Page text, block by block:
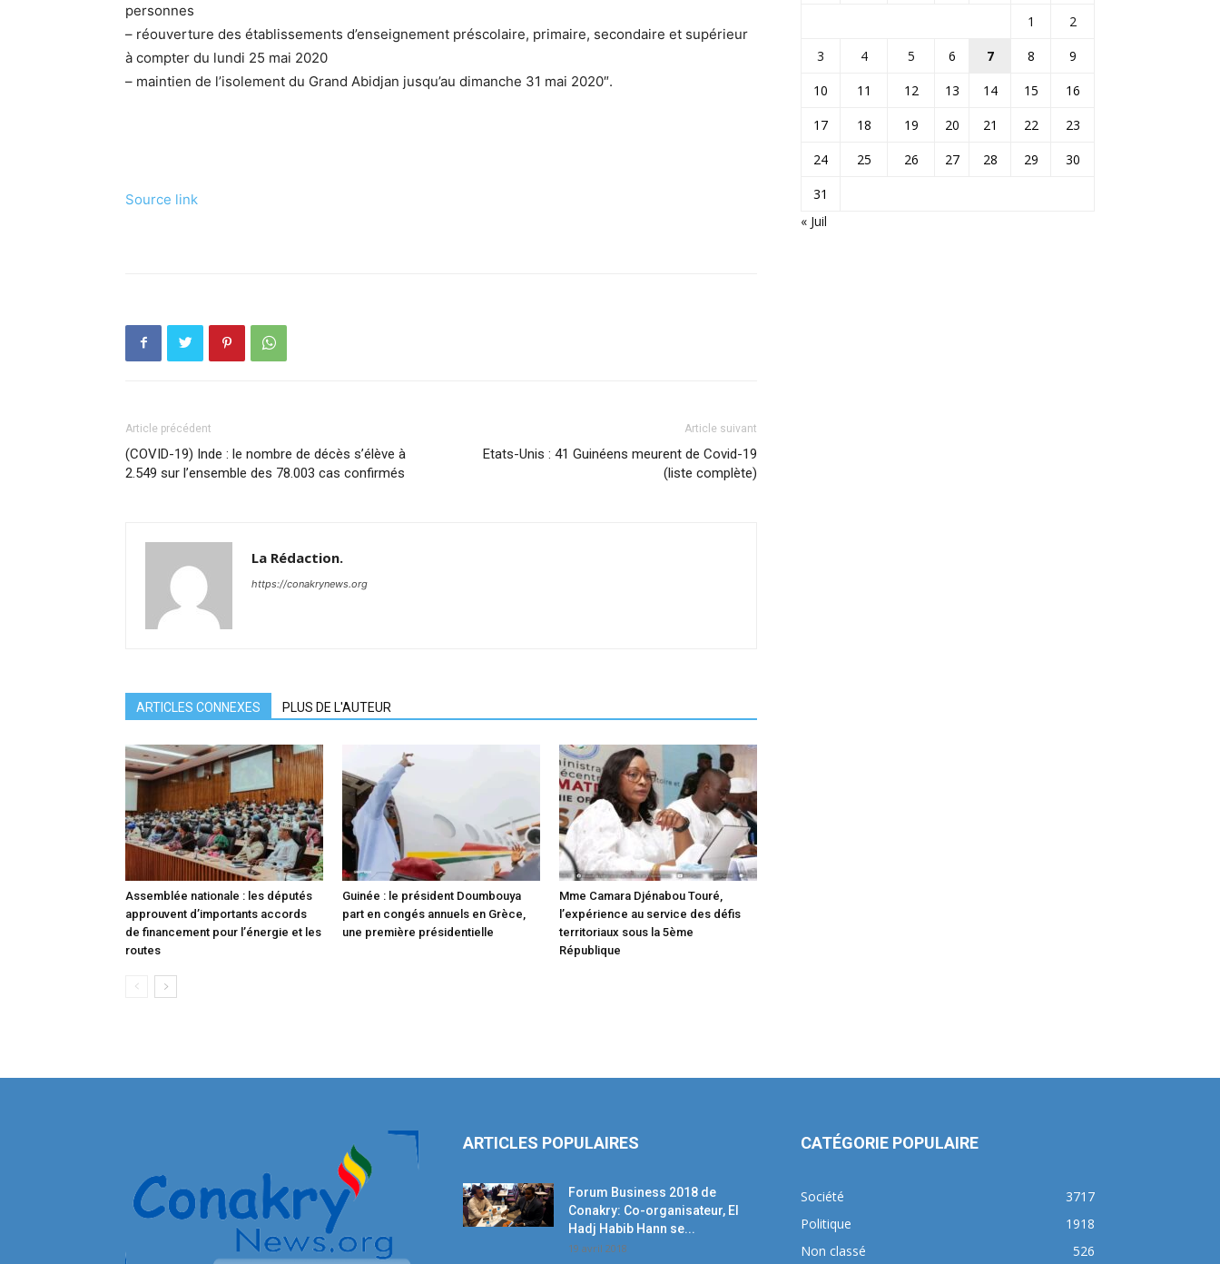
personnes
– réouverture des établissements d’enseignement préscolaire, primaire, secondaire et supérieur
à compter du lundi 25 mai 2020
– maintien de l’isolement du Grand Abidjan jusqu’au dimanche 31 mai 2020″.
Source link
Article précédent
(COVID-19) Inde : le nombre de décès s’élève à
2.549 sur l’ensemble des 78.003 cas confirmés
Article suivant
Etats-Unis : 41 Guinéens meurent de Covid-19
(liste complète)
La Rédaction.
https://conakrynews.org
ARTICLES CONNEXES PLUS DE L'AUTEUR
Assemblée nationale : les députés
approuvent d’importants accords
de financement pour l’énergie et les
routes
Guinée : le président Doumbouya
part en congés annuels en Grèce,
une première présidentielle
Mme Camara Djénabou Touré,
l’expérience au service des défis
territoriaux sous la 5ème
République
1
2
3
4 5 6 7 8
9
10
11 12 13 14 15
16
17
18 19 20 21 22
23
24
25 26 27 28 29
30
31
« Juil
ARTICLES POPULAIRES
Forum Business 2018 de
Conakry: Co-organisateur, El
Hadj Habib Hann se...
19 avril 2018
CATÉGORIE POPULAIRE
Société
3717
Politique
1918
Non classé
526